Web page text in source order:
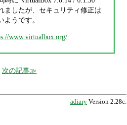
ましたが、セキュリティ修正は
ようです。
www.virtualbox.org/
次の記事
adiary Version 2.28c.